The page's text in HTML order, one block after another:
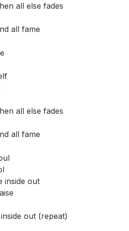
all else fades
all fame
all else fades
all fame
inside out
out (repeat)